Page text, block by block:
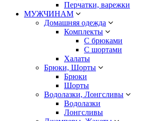
Перчатки, варежки
МУЖЧИНАМ
Домашняя одежда
Комплекты
С брюками
С шортами
Халаты
Брюки, Шорты
Брюки
Шорты
Водолазки, Лонгсливы
Водолазки
Лонгсливы